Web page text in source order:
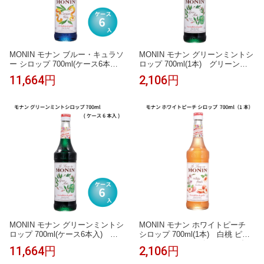
MONIN モナン ブルー・キュラソ
ー シロップ 700ml(ケース6本入)
ブルーキュラソー 青 オレンジ
風味 ブルーハワイ かき氷 ソーダ
フレーバーシロップ
11,664円
MONIN モナン グリーンミントシ
ロップ 700ml(1本) グリーンミ
ント ミント モヒート チョコミン
ト かき氷 ソーダ ノンアルコール
2,106円
MONIN モナン グリーンミントシ
ロップ 700ml(ケース6本入) グ
リーンミント ミント モヒート チ
ョコミント かき氷 ソーダ ノンア
11,664円
MONIN モナン ホワイトピーチ
シロップ 700ml(1本) 白桃 ピー
チ ピーチティー ピーチソーダ か
き氷 かき氷シロップ ノンアルコ
2,106円